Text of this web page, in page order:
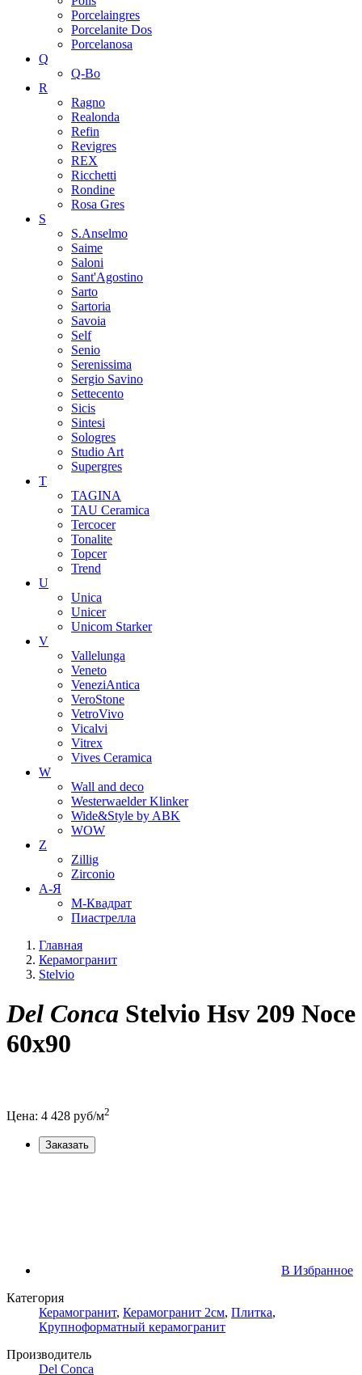
Porcelaingres
Porcelanite Dos
Porcelanosa
Q
Q-Bo
R
Ragno
Realonda
Refin
Revigres
REX
Ricchetti
Rondine
Rosa Gres
S
S.Anselmo
Saime
Saloni
Sant'Agostino
Sarto
Sartoria
Savoia
Self
Senio
Serenissima
Sergio Savino
Settecento
Sicis
Sintesi
Sologres
Studio Art
Supergres
T
TAGINA
TAU Ceramica
Tercocer
Tonalite
Topcer
Trend
U
Unica
Unicer
Unicom Starker
V
Vallelunga
Veneto
VeneziAntica
VeroStone
VetroVivo
Vicalvi
Vitrex
Vives Ceramica
W
Wall and deco
Westerwaelder Klinker
Wide&Style by ABK
WOW
Z
Zillig
Zirconio
А-Я
М-Квадрат
Пиастрелла
Главная
Керамогранит
Stelvio
Del Conca Stelvio Hsv 209 Noce
60x90
Цена: 4 428 руб/м2
Заказать
В Избранное
Категория
Керамогранит, Керамогранит 2см, Плитка,
Крупноформатный керамогранит
Производитель
Del Conca